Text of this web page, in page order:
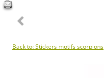
Back to: Stickers motifs scorpions